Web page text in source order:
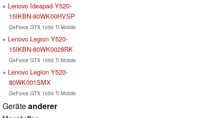
Lenovo Ideapad Y520-
15IKBN-80WK00HVSP
GeForce GTX 1050 Ti Mobile
Lenovo Legion Y520-
15IKBN-80WK0028RK
GeForce GTX 1050 Ti Mobile
Lenovo Legion Y520-
80WK001SMX
GeForce GTX 1050 Ti Mobile
Geräteanderer